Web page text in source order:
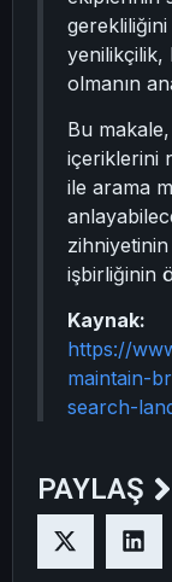
yenilikçilik,
olmanın
Bu
içeriklerini
ile arama
işbirliğinin
Kaynak:
https://
maintain-
search-
PAYLAŞ